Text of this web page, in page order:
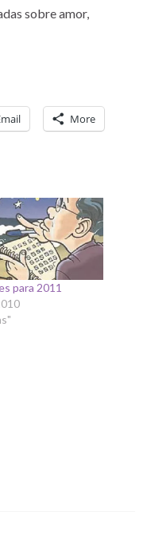
sobre amor,
More
para 2011